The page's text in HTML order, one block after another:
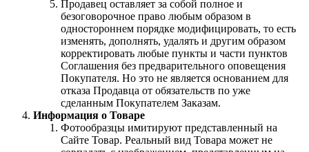
Продавец оставляет за собой полное и
безоговорочное право любым образом в
одностороннем порядке модифицировать, то есть
изменять, дополнять, удалять и другим образом
корректировать любые пункты и части пунктов
Соглашения без предварительного оповещения
Покупателя. Но это не является основанием для
отказа Продавца от обязательств по уже
сделанным Покупателем Заказам.
Информация о Товаре
Фотообразцы имитируют представленный на
Сайте Товар. Реальный вид Товара может не